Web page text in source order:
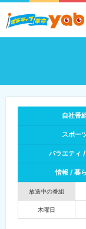
自社番
スポー
バラエティ
情報 / 暮
放送中の番組
木曜日